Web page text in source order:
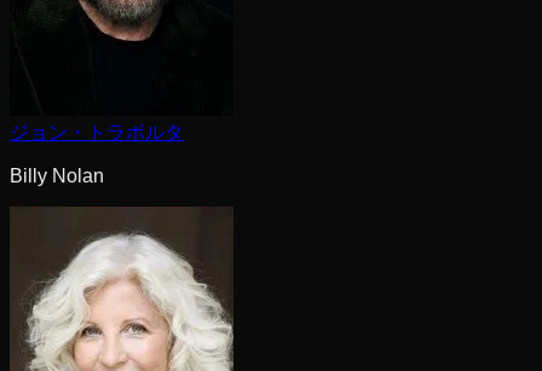
ジョン・トラボルタ
Billy Nolan